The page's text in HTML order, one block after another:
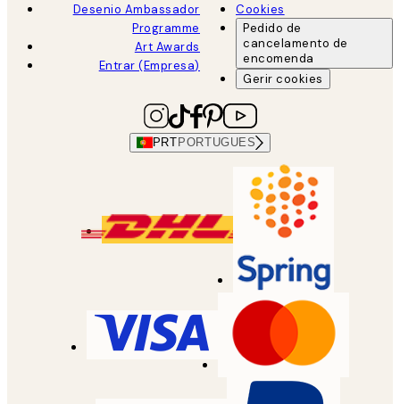
Desenio Ambassador
Programme
Art Awards
Entrar (Empresa)
Cookies
Pedido de
cancelamento de
encomenda
Gerir cookies
PRT PORTUGUES